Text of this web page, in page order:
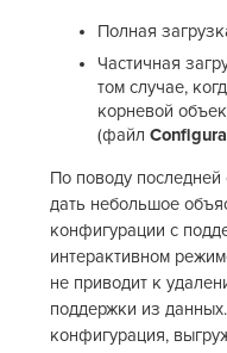
Полная
Частичная
том случае,
корневой
(файл
По поводу последней
дать небольшое
конфигурации с
интерактивном
не приводит к
поддержки из
конфигурация,